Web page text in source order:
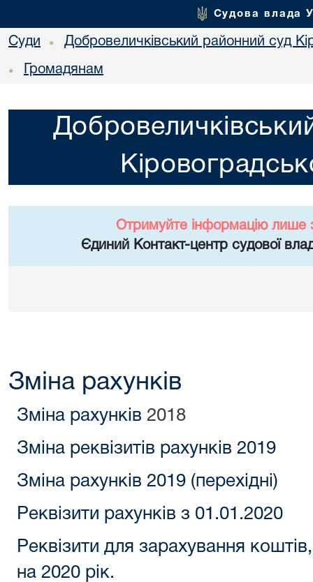
Судова влада
Суди • Добровеличківський районний суд
• Громадянам
Отримуйте інформацію лише
Єдиний Контакт-центр судової
Зміна рахунків
Зміна рахунків 2018
Зміна реквізитів рахунків 2019
Зміна рахунків 2019 (перехідні)
Реквізити рахунків з 01.01.2020
Реквізити для зарахування
на 2020 рік.